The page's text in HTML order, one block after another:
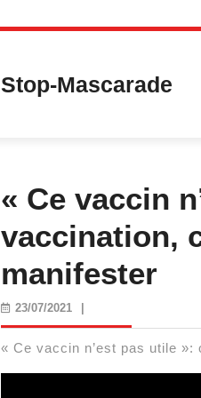
Stop-Mascarade
« Ce vaccin
vaccination,
manifester
23/07/202123/07/2021
« Ce vaccin n’est pas utile